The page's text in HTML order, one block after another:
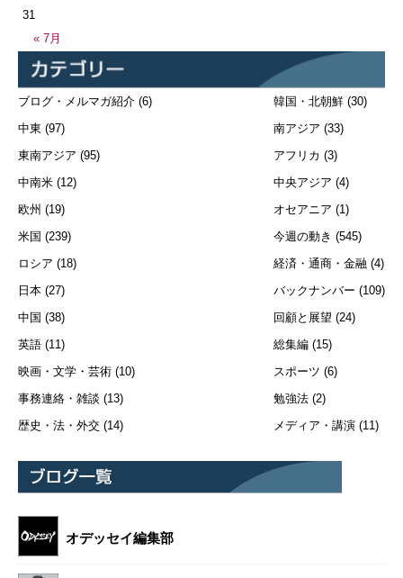
« 7月
31
ブログ・メルマガ紹介 (6)
中東 (97)
東南アジア (95)
中南米 (12)
欧州 (19)
米国 (239)
ロシア (18)
日本 (27)
中国 (38)
英語 (11)
映画・文学・芸術 (10)
事務連絡・雑談 (13)
歴史・法・外交 (14)
韓国・北朝鮮 (30)
南アジア (33)
アフリカ (3)
中央アジア (4)
オセアニア (1)
今週の動き (545)
経済・通商・金融 (4)
バックナンバー (109)
回顧と展望 (24)
総集編 (15)
スポーツ (6)
勉強法 (2)
メディア・講演 (11)
オデッセイ編集部